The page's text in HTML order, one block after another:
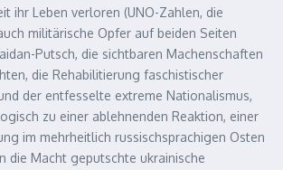
ihr Leben verloren (UNO-Zahlen, die
militärische Opfer auf beiden Seiten
Putsch, die sichtbaren Machenschaften
die Rehabilitierung faschistischer
der entfesselte extreme Nationalismus,
zu einer ablehnenden Reaktion, einer
im mehrheitlich russischsprachigen Osten
die Macht geputschte ukrainische